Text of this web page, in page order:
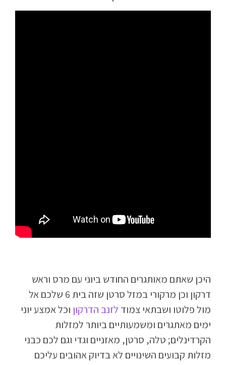
היכן שאתם מאותגרים החודש ביוני עם מרס וראש
דרקון וכן מרקורי במזל סרטן שזה בית 6 שלכם אל
מול פלוטו ושבתאי צמוד לזנב הדרקון וכל אמצע יוני
ימים מאתגרים ומשמעותיים ביותר למזלות
הקרדינלים; טלה, סרטן, מאזניים וגדי וגם לכם כבני
מזלות קבועים השינויים לא בדיוק אהובים עליכם